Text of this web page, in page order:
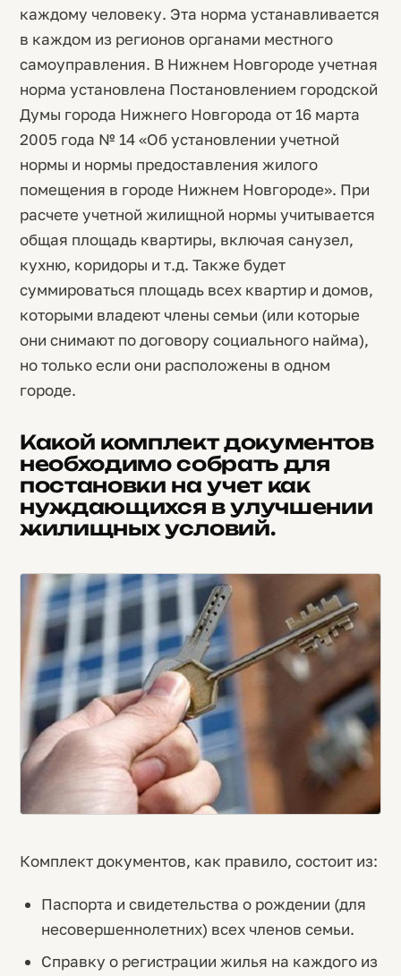
каждому человеку. Эта норма устанавливается
в каждом из регионов органами местного
самоуправления. В Нижнем Новгороде учетная
норма установлена Постановлением городской
Думы города Нижнего Новгорода от 16 марта
2005 года № 14 «Об установлении учетной
нормы и нормы предоставления жилого
помещения в городе Нижнем Новгороде». При
расчете учетной жилищной нормы учитывается
общая площадь квартиры, включая санузел,
кухню, коридоры и т.д. Также будет
суммироваться площадь всех квартир и домов,
которыми владеют члены семьи (или которые
они снимают по договору социального найма),
но только если они расположены в одном
городе.
Какой комплект документов
необходимо собрать для
постановки на учет как
нуждающихся в улучшении
жилищных условий.
Комплект документов, как правило, состоит из:
Паспорта и свидетельства о рождении (для
несовершеннолетних) всех членов семьи.
Справку о регистрации жилья на каждого из